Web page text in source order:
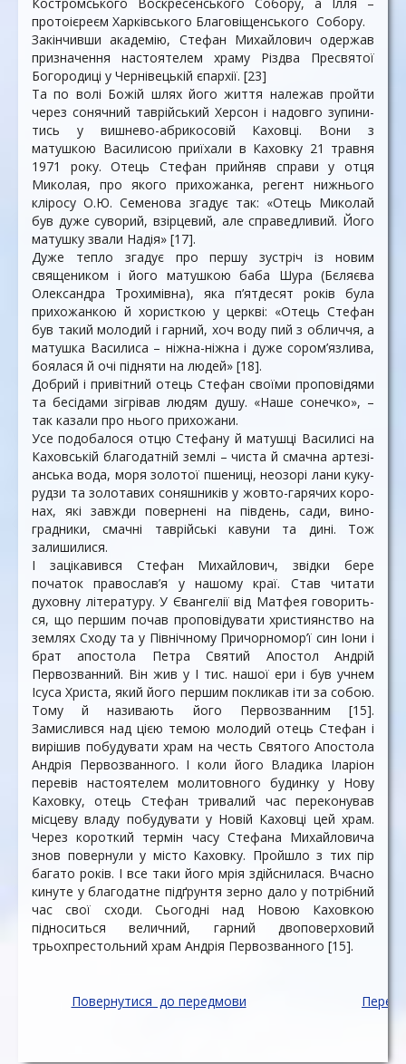
протоієреєм Харківського Благовіщенського Собору.
Закінчивши академію, Стефан Михайлович одер­жав
призначення настоятелем храму Різдва Пресвятої
Богородиці у Чернівецькій єпархії. [23]
Та по волі Божій шлях його життя належав пройти
через сонячний таврійський Херсон і надовго зупини­
тись у вишнево-абрикосовій Каховці. Вони з
матушкою Василисою приїхали в Каховку 21 травня
1971 року. Отець Стефан прийняв справи у отця
Миколая, про якого прихожанка, регент нижнього
кліросу О.Ю. Се­мено­ва згадує так: «Отець Миколай
був дуже суво­рий, взірцевий, але справедливий. Його
матушку звали Надія» [17].
Дуже тепло згадує про першу зустріч із новим
священиком і його матушкою баба Шура (Бєляєва
Олександра Трохимівна), яка п’ятдесят років була
прихожанкою й хористкою у церкві: «Отець Стефан
був такий молодий і гарний, хоч воду пий з обличчя, а
матушка Василиса – ніжна-ніжна і дуже сором’язлива,
боялася й очі підняти на людей» [18].
Добрий і привітний отець Стефан своїми проповідями
та бесідами зігрівав людям душу. «Наше сонечко», –
так казали про нього прихожани.
Усе подобалося отцю Стефану й матушці Васили­сі на
Каховській благодатній землі – чиста й смачна арте­зі­
ан­ська вода, моря золотої пшениці, неозорі лани куку­
рудзи та золотавих соняшників у жовто-гарячих ко­ро­
нах, які завжди повернені на південь, сади, вино­
градники, смачні таврійські кавуни та дині. Тож
залишилися.
І зацікавився Стефан Михайлович, звідки бере
початок православ’я у нашому краї. Став читати
духовну літературу. У Євангелії від Матфея говорить­
ся, що першим почав проповідувати християнство на
землях Сходу та у Північному Причорномор’ї син Іони і
брат апостола Петра Святий Апостол Андрій
Первозванний. Він жив у І тис. нашої ери і був учнем
Ісуса Христа, який його першим покликав іти за собою.
Тому й називають його Первозванним [15].
Замислився над цією темою молодий отець Стефан і
вирішив побудувати храм на честь Святого Апостола
Андрія Первозванного. І коли його Владика Іларіон
перевів настоятелем молитовного будинку у Нову
Каховку, отець Стефан тривалий час переконував
місцеву владу побудувати у Новій Каховці цей храм.
Через короткий термін часу Стефана Михайловича
знов повернули у місто Каховку. Пройшло з тих пір
багато років. І все таки його мрія здійснилася. Вчасно
кинуте у благодатне підґрунтя зерно дало у потрібний
час свої сходи. Сьогодні над Новою Каховкою
підноситься величний, гарний двоповерховий
трьохпрестольний храм Андрія Первозванного [15].
Повернутися до передмови